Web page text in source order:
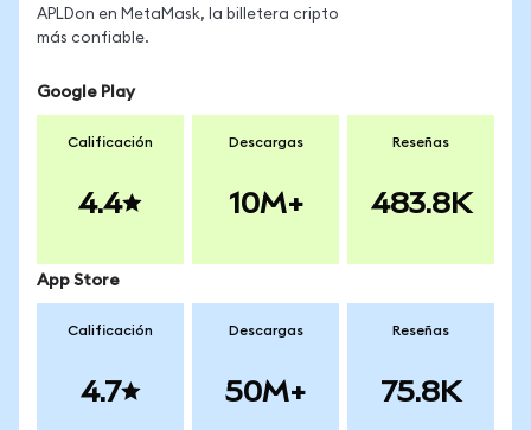
APLDon en MetaMask, la billetera cripto
más confiable.
Google Play
Calificación
4.4
Descargas
10M+
Reseñas
483.8K
App Store
Calificación
4.7
Descargas
50M+
Reseñas
75.8K